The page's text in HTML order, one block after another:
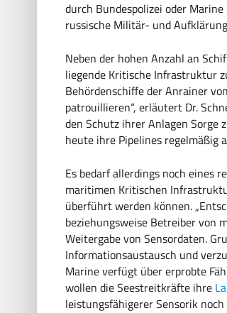
durch Bundespolizei oder
russische Militär- und
Neben der hohen Anzahl an
liegende Kritische Infrastruktur
Behördenschiffe der Anrainer
patrouillieren“, erläutert Dr.
den Schutz ihrer Anlagen
heute ihre Pipelines regelmäßig
Es bedarf allerdings noch eines
maritimen Kritischen
überführt werden können.
beziehungsweise Betreiber von
Weitergabe von Sensordaten.
Informationsaustausch und
Marine verfügt über erprobte
wollen die Seestreitkräfte ihre
leistungsfähigerer Sensorik noch